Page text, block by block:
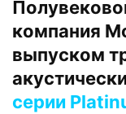
компания
выпуском
серии